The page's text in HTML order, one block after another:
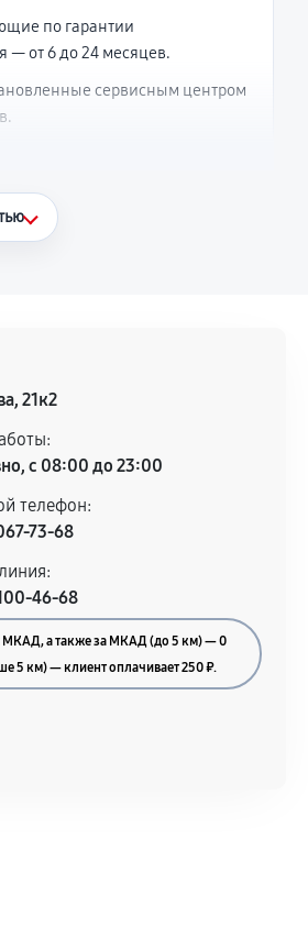
по гарантии
— от 6 до 24 месяцев.
сервисным центром
гарантийным случаем
в течение
комплектующей заявленным
подтверждения
работ с датой, перечнем
гарантии.
21к2
с 08:00 до 23:00
телефон:
73-68
46-68
МКАД, а также за МКАД (до 5 км) — 0
5 км) — клиент оплачивает 250 ₽.